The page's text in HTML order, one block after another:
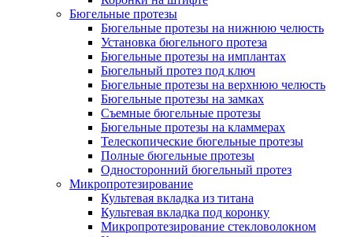
Бюгельные протезы
Бюгельные протезы на нижнюю челюсть
Установка бюгельного протеза
Бюгельные протезы на имплантах
Бюгельный протез под ключ
Бюгельные протезы на верхнюю челюсть
Бюгельные протезы на замках
Съемные бюгельные протезы
Бюгельные протезы на кламмерах
Телескопические бюгельные протезы
Полные бюгельные протезы
Односторонний бюгельный протез
Микропротезирование
Культевая вкладка из титана
Культевая вкладка под коронку
Микропротезирование стекловолокном